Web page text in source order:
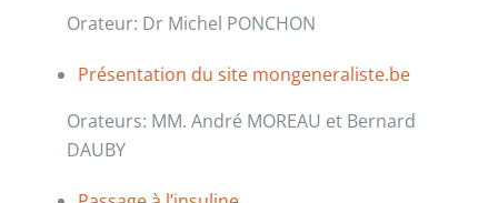
Orateur: Dr Michel PONCHON
Présentation du site mongeneraliste.be
Orateurs: MM. André MOREAU et Bernard
DAUBY